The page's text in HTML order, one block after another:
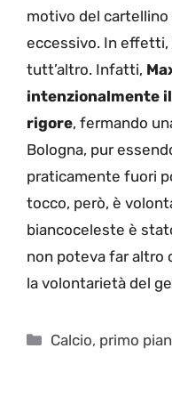
motivo del cartellino
eccessivo. In
tutt’altro. Infatti,
intenzionalmente
rigore, fermando
Bologna, pur
praticamente fuori
tocco, però, è
biancoceleste è
non poteva far altro
la volontarietà del
Categorie
Calcio, primo